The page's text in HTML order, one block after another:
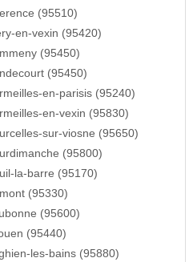
(95510)
en-vexin (95420)
(95450)
(95450)
en-parisis (95240)
en-vexin (95830)
sur-viosne (95650)
(95800)
la-barre (95170)
(95330)
(95600)
(95440)
les-bains (95880)